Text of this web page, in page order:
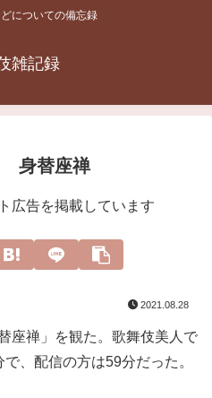
についての備忘録
雑記録
身替座禅
広告を掲載しています
2021.08.28
座禅」を観た。歌舞伎美人で
、配信の方は59分だった。